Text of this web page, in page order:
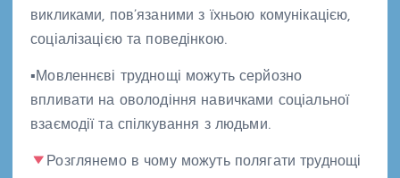
викликами, пов’язаними з їхньою комунікацією,
соціалізацією та поведінкою.
▪Мовленнєві труднощі можуть серйозно
впливати на оволодіння навичками соціальної
взаємодії та спілкування з людьми.
Розглянемо в чому можуть полягати труднощі